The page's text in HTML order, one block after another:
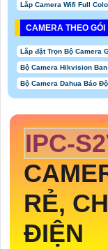
Lắp Camera Wifi Full
CAMERA THEO GÓI
Lắp đặt Trọn Bộ Camera
Bộ Camera Hikvision
Bộ Camera Dahua Báo
IPC-
RẺ,
ĐIỆN